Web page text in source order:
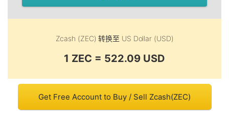
Zcash (ZEC) 转换至 US Dollar (USD)
1 ZEC = 522.09 USD
Get Free Account to Buy / Sell Zcash(ZEC)